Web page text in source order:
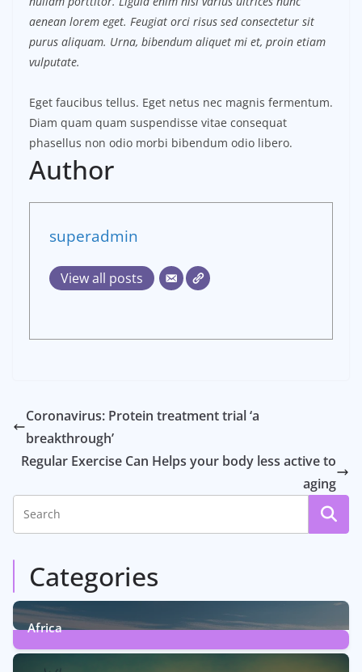
aenean lorem eget. Feugiat orci risus sed consectetur sit
purus aliquam. Urna, bibendum aliquet mi et, proin etiam
vulputate.
Eget faucibus tellus. Eget netus nec magnis fermentum.
Diam quam quam suspendisse vitae consequat
phasellus non odio morbi bibendum odio libero.
Author
superadmin
View all posts
Coronavirus: Protein treatment trial ‘a
breakthrough’
Regular Exercise Can Helps your body less active to
aging
Categories
Africa
6Posts